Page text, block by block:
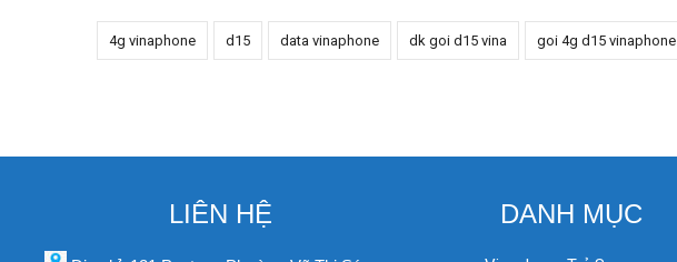
4g vinaphone d15 data vinaphone dk goi d15 vina goi 4g d15 vinaphone
LIÊN HỆ DANH MỤC